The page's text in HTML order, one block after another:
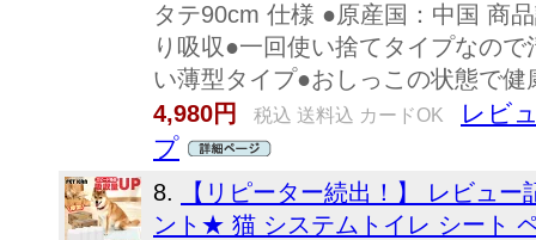
タテ90cm 仕様 ●原産国：中国 商
り吸収●一回使い捨てタイプなの
い薄型タイプ●おしっこの状態で
4,980円
税込 送料込 カードOK
レビ
プ
8.
【リピーター続出！】 レビュ
ント★ 猫 システムトイレ シート